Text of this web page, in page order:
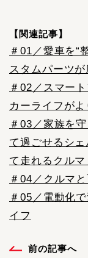
【関連記事】
＃01／愛車を“
スタムパーツ
＃02／スマー
カーライフが
＃03／家族を
て過ごせるシ
て走れるクルマ
＃04／クルマ
＃05／電動化
イフ
前の記事へ